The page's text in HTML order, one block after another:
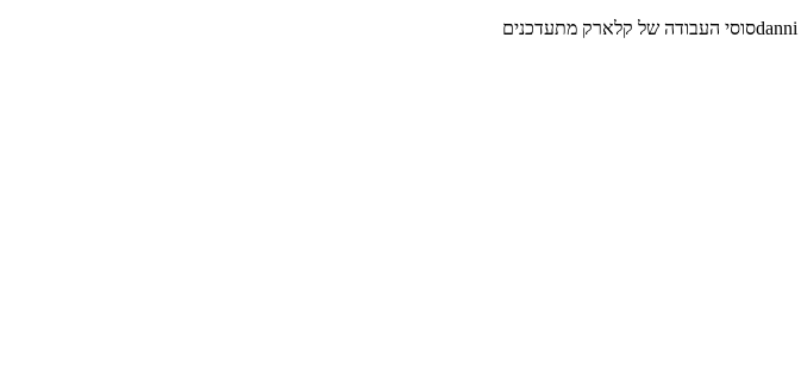
danniסוסי העבודה של קלארק מתעדכנים